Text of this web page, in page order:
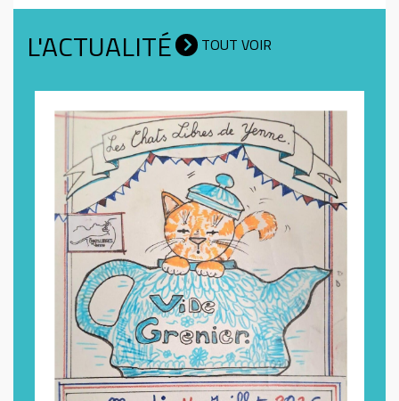
L'ACTUALITÉ TOUT VOIR